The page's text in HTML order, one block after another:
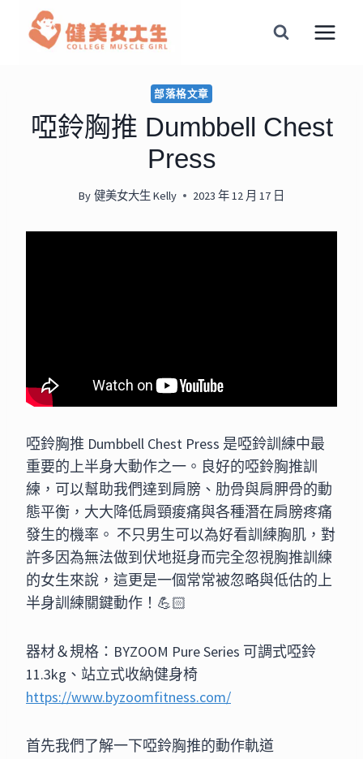
部落格文章
啞鈴胸推 Dumbbell Chest
Press
By 健美女大生 Kelly 2023 年 12 月 17 日
啞鈴胸推 Dumbbell Chest Press 是啞鈴訓練中最
重要的上半身大動作之一。良好的啞鈴胸推訓
練，可以幫助我們達到肩膀、肋骨與肩胛骨的動
態平衡，大大降低肩頸痠痛與各種潛在肩膀疼痛
發生的機率。 不只男生可以為好看訓練胸肌，對
許多因為無法做到伏地挺身而完全忽視胸推訓練
的女生來說，這更是一個常常被忽略與低估的上
半身訓練關鍵動作！💪🏻
器材＆規格：BYZOOM Pure Series 可調式啞鈴
11.3kg、站立式收納健身椅
https://www.byzoomfitness.com/
首先我們了解一下啞鈴胸推的動作軌道